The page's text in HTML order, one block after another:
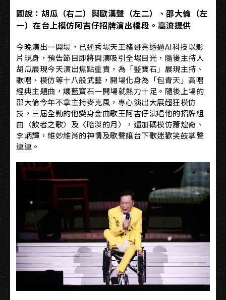
圖說：胡瓜（右二）與歐漢聲（左二）、邵大倫（左
一）在台上模仿阿吉仔招牌演出橋段。高流提供
今晚演出一開場，已逝秀場天王豬哥亮透過AI科技以影
片現身，預告節目即將開演吸引全場目光，隨後主持人
胡瓜展現今天演出焦點重責，為「藍寶石」展現主持、
歌唱、模仿等十八般武藝，開場化身為「包青天」高唱
經典主題曲，讓藍寶石一開場就熱力十足。隨後上場的
邵大倫今年不拿主持麥克風，專心演出大展超狂模仿
技，三屆全勤的他變身金曲歌王阿吉仔演唱他的招牌組
曲〈飲者之歌〉及〈暗淡的月〉，還加碼模仿蕭煌奇、
李炳輝，維妙維肖的神情及歌聲讓台下歌迷歡笑鼓掌聲
連連。